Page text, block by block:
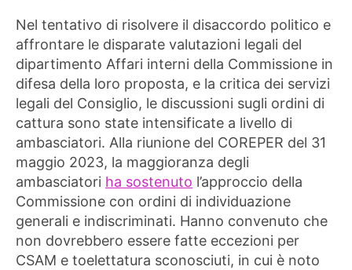
Nel tentativo di risolvere il disaccordo politico e
affrontare le disparate valutazioni legali del
dipartimento Affari interni della Commissione in
difesa della loro proposta, e la critica dei servizi
legali del Consiglio, le discussioni sugli ordini di
cattura sono state intensificate a livello di
ambasciatori. Alla riunione del COREPER del 31
maggio 2023, la maggioranza degli
ambasciatori ha sostenuto l’approccio della
Commissione con ordini di individuazione
generali e indiscriminati. Hanno convenuto che
non dovrebbero essere fatte eccezioni per
CSAM e toelettatura sconosciuti, in cui è noto